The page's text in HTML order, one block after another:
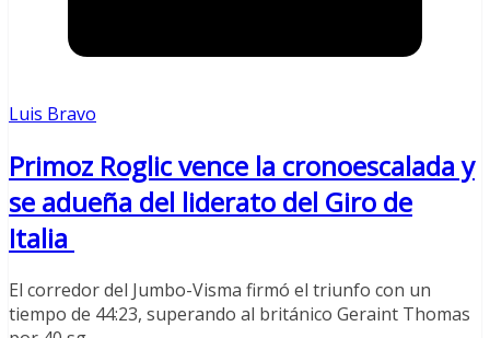
Luis Bravo
Primoz Roglic vence la cronoescalada y
se adueña del liderato del Giro de
Italia
El corredor del Jumbo-Visma firmó el triunfo con un
tiempo de 44:23, superando al británico Geraint Thomas